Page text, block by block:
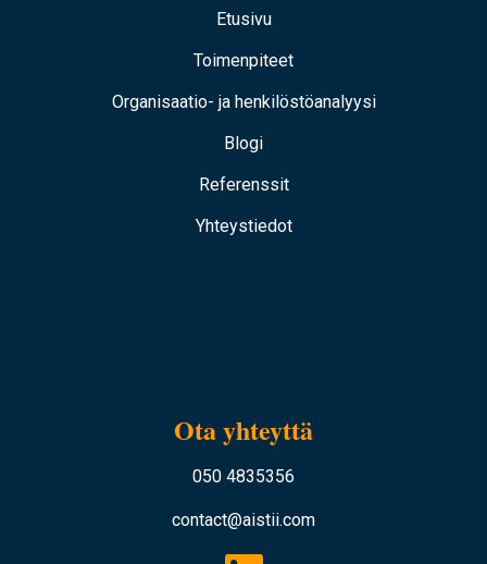
Etusivu
Toimenpiteet
Organisaatio- ja henkilöstöanalyysi
Blogi
Referenssit
Yhteystiedot
Ota yhteyttä
050 4835356
contact@aistii.com